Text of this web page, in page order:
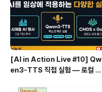
관리 실패 패턴과 극복
[AI in Action Live #10] Qw
en3-TTS 직접 실험 — 로컬 설